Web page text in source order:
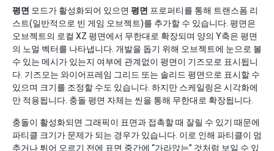
평면 모드가 활성화되어 있으면 평면 프로퍼티를 통해 트랜스폼 리
스트(일반적으로 빈 게임 오브젝트)를 추가할 수 있습니다. 평면은
오브젝트의 로컬 XZ 평면에서 무한대로 확장되며 양의 Y축은 평면
의 노멀 벡터를 나타냅니다. 개발을 돕기 위해 오브젝트에 눈으로 볼
수 있는 메시가 있는지 여부에 관계없이 평면이 기즈모로 표시됩니
다. 기즈모는 와이어프레임 그리드 또는 솔리드 평면으로 표시할 수
있으며 크기를 조정할 수도 있습니다. 하지만 스케일링은 시각화에
만 적용됩니다. 충돌 평면 자체는 씬을 통해 무한대로 확장됩니다.
충돌이 활성화되면 그래픽이 표면과 접촉할 때 잘릴 수 있기 때문에
파티클 크기가 문제가 되는 경우가 있습니다. 이로 인해 파티클이 멈
추거나 튀어 오르기 전에 표면 중간에 “가라앉는” 것처럼 보일 수 있